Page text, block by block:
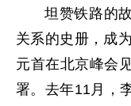
坦赞铁路的
关系的史册，成
元首在北京峰会
署。去年11月，